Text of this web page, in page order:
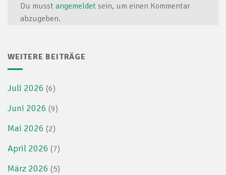
Du musst angemeldet sein, um einen Kommentar
abzugeben.
WEITERE BEITRÄGE
Juli 2026 (6)
Juni 2026 (9)
Mai 2026 (2)
April 2026 (7)
März 2026 (5)